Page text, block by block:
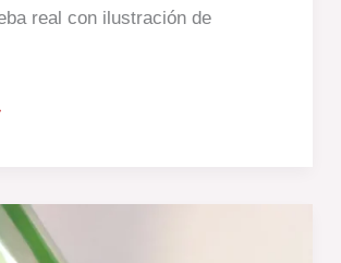
real con ilustración de